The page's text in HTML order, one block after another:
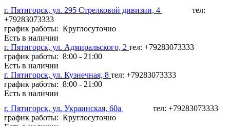
г. Пятигорск, ул. 295 Стрелковой дивизии, 4
тел:
+79283073333
график работы: Круглосуточно
Есть в наличии
г. Пятигорск, ул. Адмиральского, 2 тел: +79283073333
график работы: 8:00 - 21:00
Есть в наличии
г. Пятигорск, ул. Кузнечная, 8 тел: +79283073333
график работы: 8:00 - 21:00
Есть в наличии
г. Пятигорск, ул. Украинская, 60а
тел: +79283073333
график работы: Круглосуточно